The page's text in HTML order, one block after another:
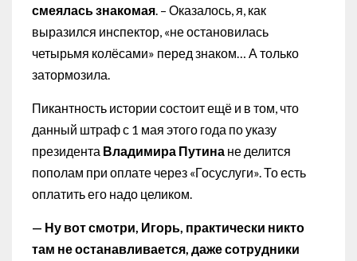
смеялась знакомая. – Оказалось, я, как
выразился инспектор, «не остановилась
четырьмя колёсами» перед знаком… А только
затормозила.
Пикантность истории состоит ещё и в том, что
данный штраф с 1 мая этого года по указу
президента Владимира Путина не делится
пополам при оплате через «Госуслуги». То есть
оплатить его надо целиком.
— Ну вот смотри, Игорь, практически никто
там не останавливается, даже сотрудники